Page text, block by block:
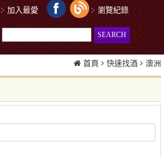
加入最愛 瀏覽紀錄
首頁 快速找酒 澳洲